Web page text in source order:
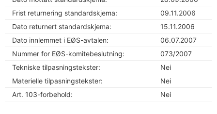
Frist returnering standardskjema:
09.11.2006
Dato returnert standardskjema:
15.11.2006
Dato innlemmet i EØS-avtalen:
06.07.2007
Nummer for EØS-komitebeslutning:
073/2007
Tekniske tilpasningstekster:
Nei
Materielle tilpasningstekster:
Nei
Art. 103-forbehold:
Nei